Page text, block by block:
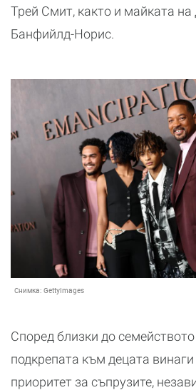
Трей Смит, както и майката
Банфийлд-Норис.
Снимка: GettyImages
Според близки до
подкрепата към децата
приоритет за съпрузите,